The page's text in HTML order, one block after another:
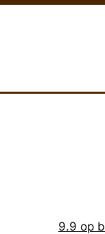
9.9 op